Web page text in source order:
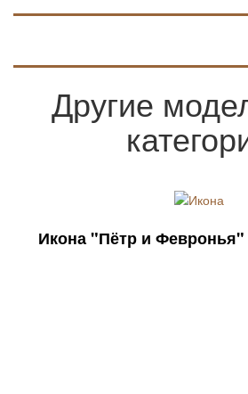
Другие
Икона "Пётр и